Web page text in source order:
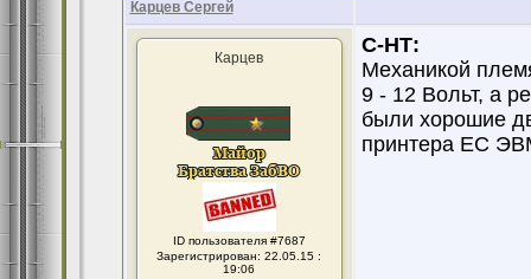
Карцев Сергей
Карцев
ID пользователя #7687
Зарегистрирован: 22.05.15 :
19:06
С-НТ:
Механикой
9 - 12 Вольт, а
были хорошие
принтера ЕС